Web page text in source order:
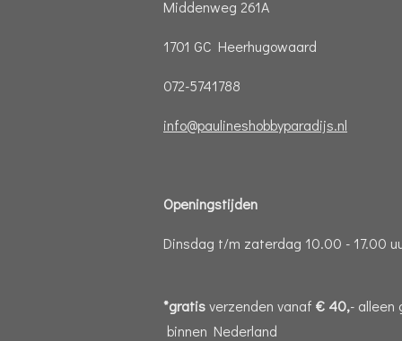
Middenweg 261A
1701 GC Heerhugowaard
072-5741788
info@paulineshobbyparadijs.nl
Openingstijden
Dinsdag t/m zaterdag 10.00 - 17.00
*gratisverzenden vanaf € 40,- alleen
binnen Nederland